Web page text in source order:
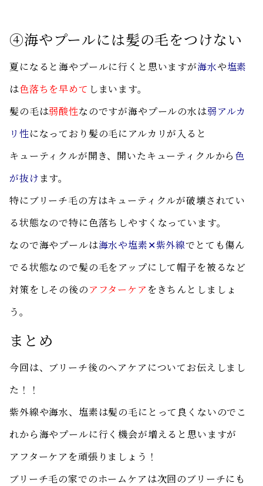
④海やプールには髪の毛をつけない
夏になると海やプールに行くと思いますが海水や塩素
は色落ちを早めて しまいます。
髪の毛は弱酸性なのですが海やプールの水は弱アルカ
リ性になっており髪の毛にアルカリが入ると
キューティクルが開き、開いたキューティクルから 色
が抜けます。
特にブリーチ毛の方はキューティクルが破壊されてい
る状態なので特に色落ちしやすくなっています。
なので海やプールは海水や塩素✕紫外線でとても傷ん
でる状態なので髪の毛をアップにして帽子を被るなど
対策をしその後のアフターケア をきちんとしましょ
う。
まとめ
今回は、ブリーチ後のヘアケアについてお伝えしまし
た！！
紫外線や海水、塩素は髪の毛にとって良くないのでこ
れから海やプールに行く機会が増えると思いますが
アフターケアを頑張りましょう！
ブリーチ毛の家でのホームケアは次回のブリーチにも